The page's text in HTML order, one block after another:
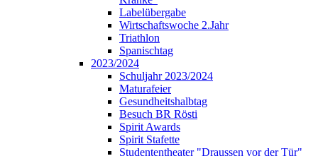
Labelübergabe
Wirtschaftswoche 2.Jahr
Triathlon
Spanischtag
2023/2024
Schuljahr 2023/2024
Maturafeier
Gesundheitshalbtag
Besuch BR Rösti
Spirit Awards
Spirit Stafette
Studententheater "Draussen vor der Tür"